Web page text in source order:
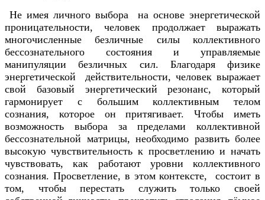
Не имея личного выбора на основе энергетической
проницательности, человек продолжает выражать
многочисленные безличные силы коллективного
бессознательного состояния и управляемые
манипуляции безличных сил. Благодаря физике
энергетической действительности, человек выражает
свой базовый энергетический резонанс, который
гармонирует с большим коллективным телом
сознания, которое он притягивает. Чтобы иметь
возможность выбора за пределами коллективной
бессознательной матрицы, необходимо развить более
высокую чувствительность к просветлению и начать
чувствовать, как работают уровни коллективного
сознания. Просветление, в этом контексте, состоит в
том, чтобы перестать служить только своей